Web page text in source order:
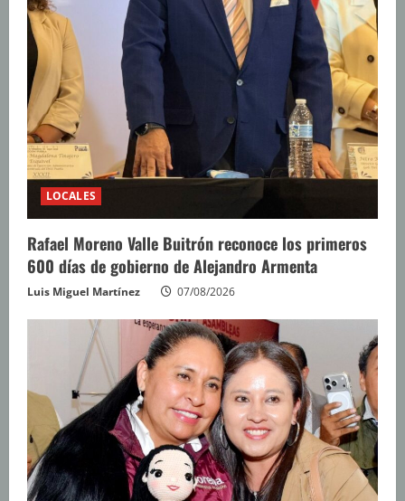
LOCALES
Rafael Moreno Valle Buitrón reconoce los primeros
600 días de gobierno de Alejandro Armenta
Luis Miguel Martínez 07/08/2026